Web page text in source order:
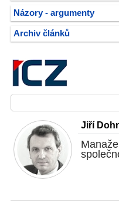
Názory - argumenty
Archiv článků
Jiří